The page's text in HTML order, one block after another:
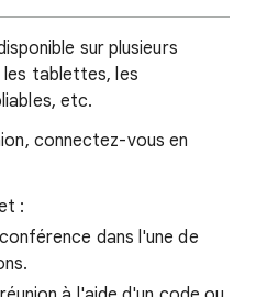
sur plusieurs
les tablettes, les
etc.
connectez-vous en
:
dans l'une de